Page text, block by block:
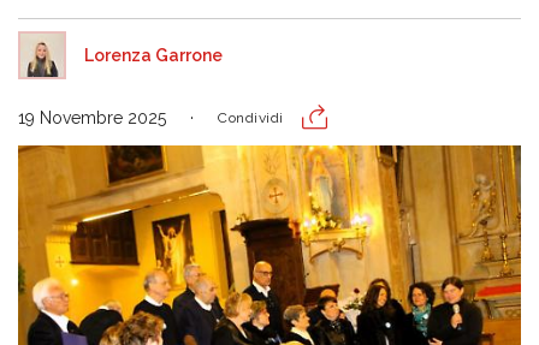
Lorenza Garrone
19 Novembre 2025 Condividi